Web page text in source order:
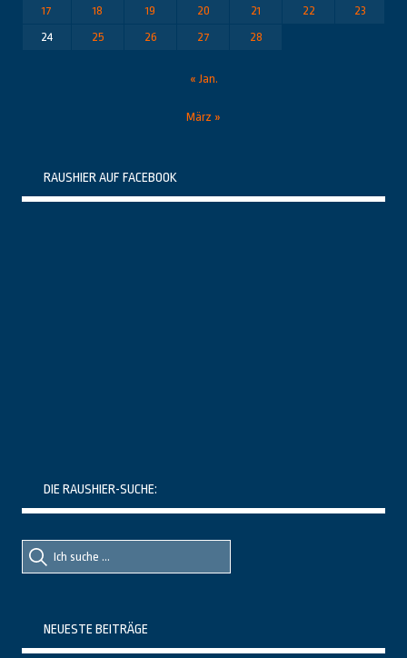
17
18 19 20 21 22
23
24
25 26 27 28
« Jan.
März »
RAUSHIER AUF FACEBOOK
DIE RAUSHIER-SUCHE:
Suche
nach::
Suche
nach:
NEUESTE BEITRÄGE